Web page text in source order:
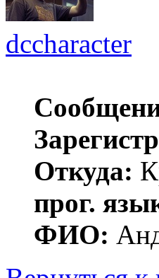
dccharacter
Откуда:
прог.
ФИО: